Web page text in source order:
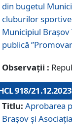
din bugetul
cluburilor
Municipiul
publică
Observații :
918/21.12.2023
Titlu: Aprobarea
Brașov și